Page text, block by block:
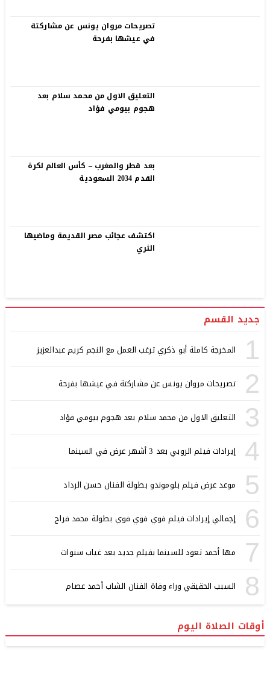
تصريحات مروان يونس عن مشاركتة
في عيشها بفرحة
التعليق الاول من محمد سلام بعد
هجوم بيومي فؤاد
بعد قطر والمغرب – كأس العالم لكرة
القدم 2034 السعودية
اكتشف عجائب مصر القديمة وماضيها
الثري
جديد القسم
1 المخرجة كاملة أبو ذكري ترغب العمل مع النجم كريم عبدالعزيز
2 تصريحات مروان يونس عن مشاركتة في عيشها بفرحة
3 التعليق الاول من محمد سلام بعد هجوم بيومي فؤاد
4 إيرادات فيلم الروبي بعد 3 أشهر عرض في السينما
5 موعد عرض فيلم بلوموندو بطولة الفنان حسن الرداد
6 إجمالي إيرادات فيلم فوي فوي فوي بطولة محمد فراج
7 مها أحمد تعود للسينما بفيلم جديد بعد غياب سنوات
8 السبب الحقيقي وراء وفاة الفنان الشاب أحمد عصام
أوقات الصلاة اليوم